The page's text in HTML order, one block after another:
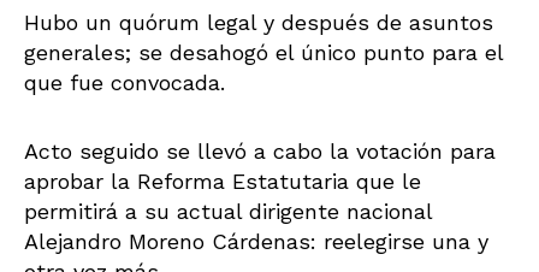
Hubo un quórum legal y después de asuntos
generales; se desahogó el único punto para el
que fue convocada.
Acto seguido se llevó a cabo la votación para
aprobar la Reforma Estatutaria que le
permitirá a su actual dirigente nacional
Alejandro Moreno Cárdenas: reelegirse una y